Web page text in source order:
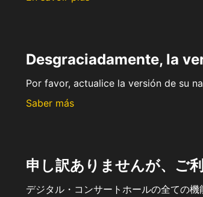
Desgraciadamente, la
Por favor, actualice la versión de su
Saber más
申し訳ありませんが、ご
デジタル・コンサートホールの全ての